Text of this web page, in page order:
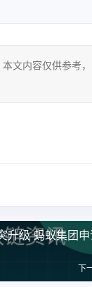
文内容仅供参考，
升级 蚂蚁集团申
下